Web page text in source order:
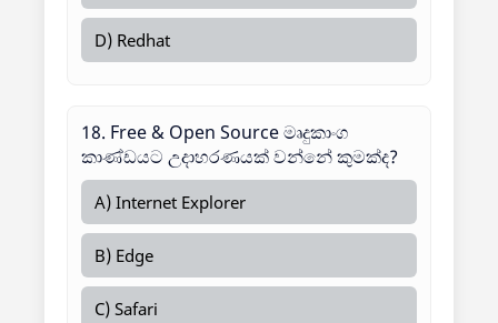
D) Redhat
18. Free & Open Source මෘදුකාංග
කාණ්ඩයට උදාහරණයක් වන්නේ කුමක්ද?
A) Internet Explorer
B) Edge
C) Safari